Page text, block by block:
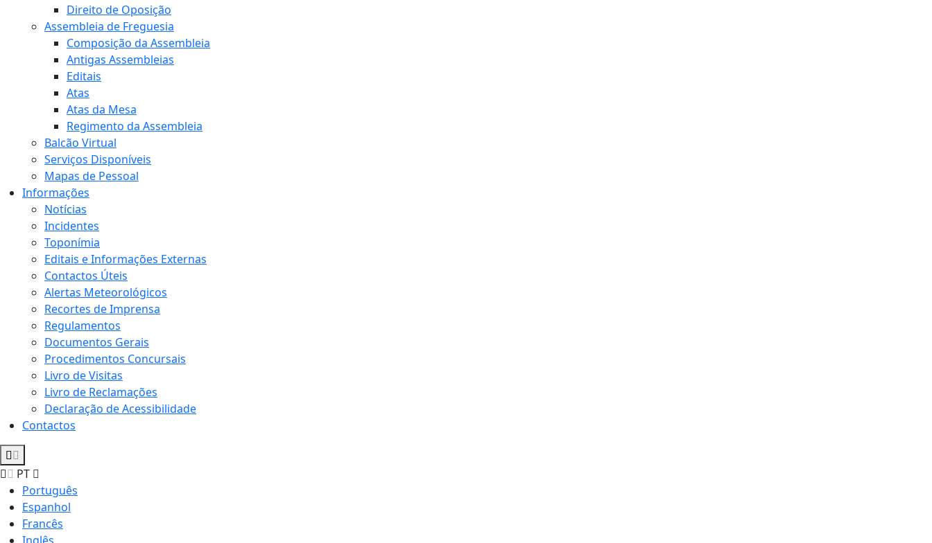
Direito de Oposição
Assembleia de Freguesia
Composição da Assembleia
Antigas Assembleias
Editais
Atas
Atas da Mesa
Regimento da Assembleia
Balcão Virtual
Serviços Disponíveis
Mapas de Pessoal
Informações
Notícias
Incidentes
Toponímia
Editais e Informações Externas
Contactos Úteis
Alertas Meteorológicos
Recortes de Imprensa
Regulamentos
Documentos Gerais
Procedimentos Concursais
Livro de Visitas
Livro de Reclamações
Declaração de Acessibilidade
Contactos
PT
Português
Espanhol
Francês